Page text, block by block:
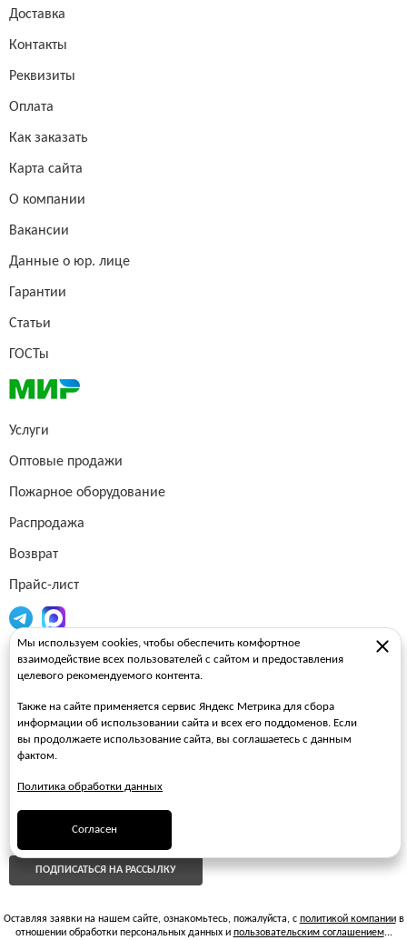
Доставка
Контакты
Реквизиты
Оплата
Как заказать
Карта сайта
О компании
Вакансии
Данные о юр. лице
Гарантии
Статьи
ГОСТы
Услуги
Оптовые продажи
Пожарное оборудование
Распродажа
Возврат
Прайс-лист
Огнетушители
Пожарные стволы
Пожарные шкафы
FAQ
ПОДПИСАТЬСЯ НА РАССЫЛКУ
Оставляя заявки на нашем сайте, ознакомьтесь, пожалуйста, с политикой компаниив
отношении обработки персональных данных и пользовательским соглашением...
Мы используем cookies, чтобы обеспечить комфортное
взаимодействие всех пользователей с сайтом и предоставления
целевого рекомендуемого контента.
Также на сайте применяется сервис Яндекс Метрика для сбора
информации об использовании сайта и всех его поддоменов. Если
вы продолжаете использование сайта, вы соглашаетесь с данным
фактом.
Политика обработки данных
Согласен